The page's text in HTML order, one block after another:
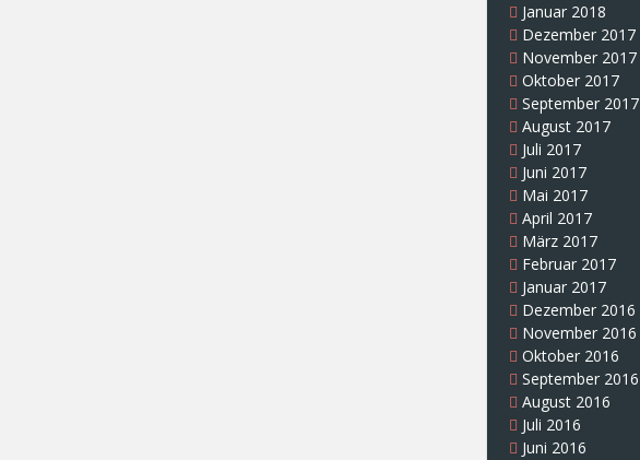
Januar 2018
Dezember 2017
November 2017
Oktober 2017
September 2017
August 2017
Juli 2017
Juni 2017
Mai 2017
April 2017
März 2017
Februar 2017
Januar 2017
Dezember 2016
November 2016
Oktober 2016
September 2016
August 2016
Juli 2016
Juni 2016